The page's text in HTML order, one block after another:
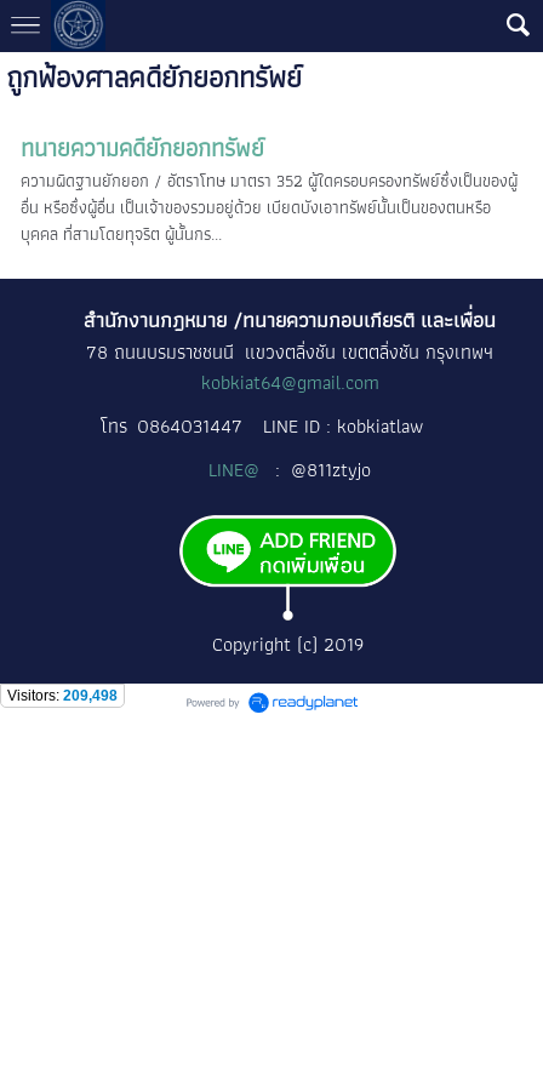
ถูกฟ้องศาลคดียักยอกทรัพย์
ทนายความคดียักยอกทรัพย์
ความผิดฐานยักยอก / อัตราโทษ มาตรา 352 ผู้ใดครอบครองทรัพย์ซึ่งเป็นของผู้
อื่น หรือซึ่งผู้อื่น เป็นเจ้าของรวมอยู่ด้วย เบียดบังเอาทรัพย์นั้นเป็นของตนหรือ
บุคคล ที่สามโดยทุจริต ผู้นั้นกร...
สำนักงานกฎหมาย /ทนายความกอบเกียรติ และเพื่อน
78 ถนนบรมราชชนนี แขวงตลิ่งชัน เขตตลิ่งชัน กรุงเทพฯ
kobkiat64@gmail.com
โทร 0864031447
LINE ID : kobkiatlaw
LINE@ : @811ztyjo
Copyright (c) 2019
Visitors: 209,498